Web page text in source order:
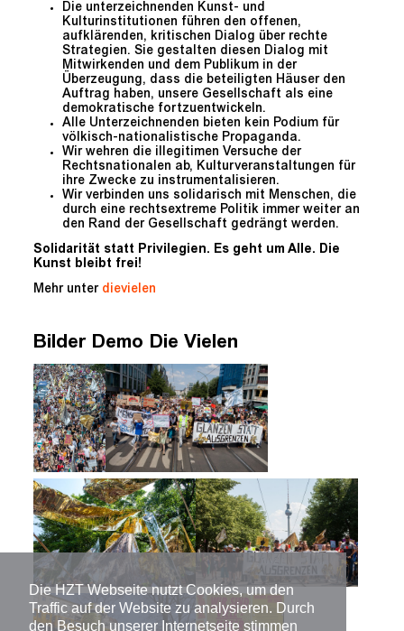
Die HZT Webseite nutzt Cookies, um den
Traffic auf der Website zu analysieren. Durch
den Besuch unserer Internetseite stimmen
Die unterzeichnenden Kunst- und
Kulturinstitutionen führen den offenen,
aufklärenden, kritischen Dialog über rechte
Strategien. Sie gestalten diesen Dialog mit
Mitwirkenden und dem Publikum in der
Überzeugung, dass die beteiligten Häuser den
Auftrag haben, unsere Gesellschaft als eine
demokratische fortzuentwickeln.
Alle Unterzeichnenden bieten kein Podium für
völkisch-nationalistische Propaganda.
Wir wehren die illegitimen Versuche der
Rechtsnationalen ab, Kulturveranstaltungen für
ihre Zwecke zu instrumentalisieren.
Wir verbinden uns solidarisch mit Menschen, die
durch eine rechtsextreme Politik immer weiter an
den Rand der Gesellschaft gedrängt werden.
Solidarität statt Privilegien. Es geht um Alle. Die
Kunst bleibt frei!
Mehr unter dievielen
Bilder Demo Die Vielen